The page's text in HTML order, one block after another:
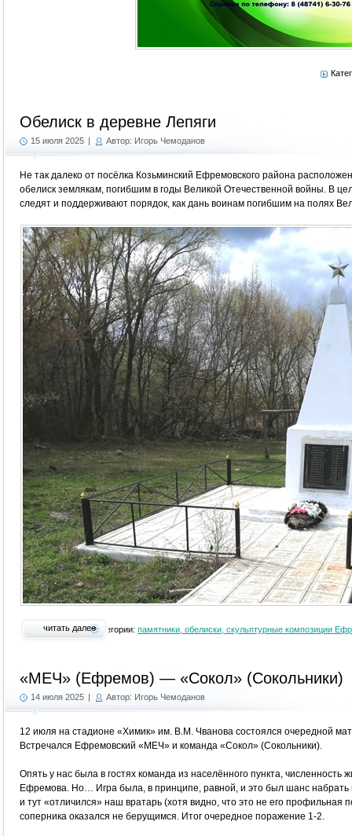
Обелиск в деревне Лепяги
15 июля 2025 | Автор: Игорь Чемоданов
Не так далеко от посёлка Козьминский Ефремовского района
обелиск землякам, погибшим в годы Великой Отечественной войны. В
следят и поддерживают порядок, как дань воинам погибшим на полях
читать далееКатегории: памятники, обелиски, скульптурные композиции
«МЕЧ» (Ефремов) — «Сокол» (Сокольники)
14 июля 2025 | Автор: Игорь Чемоданов
12 июля на стадионе «Химик» им. В.М. Чванова состоялся очередной
Встречался Ефремовский «МЕЧ» и команда «Сокол» (Сокольники).
Опять у нас была в гостях команда из населённого пункта, численность
Ефремова. Но… Игра была, в принципе, равной, и это был шанс
и тут «отличился» наш вратарь (хотя видно, что это не его профильная
соперника оказался не берущимся. Итог очередное поражение 1-2.